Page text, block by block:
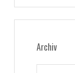
Archiv